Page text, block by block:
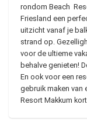
rondom Beach
Friesland een
uitzicht vanaf je
strand op.
voor de ultieme
behalve genieten!
En ook voor een
gebruik maken van
Resort Makkum